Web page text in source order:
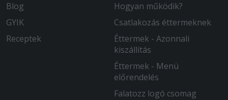
Blog
GYIK
Receptek
Hogyan működik?
Csatlakozás éttermeknek
Éttermek - Azonnali
kiszállítás
Éttermek - Menü
előrendelés
Falatozz logó csomag